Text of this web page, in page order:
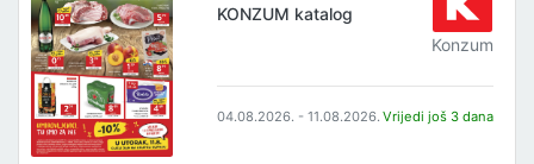
KONZUM katalog
Konzum
04.08.2026. - 11.08.2026. Vrijedi još 3 dana